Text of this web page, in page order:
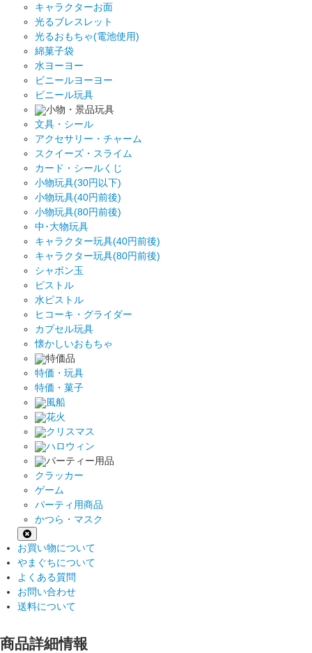
キャラクターお面
光るブレスレット
光るおもちゃ(電池使用)
綿菓子袋
水ヨーヨー
ビニールヨーヨー
ビニール玩具
小物・景品玩具
文具・シール
アクセサリー・チャーム
スクイーズ・スライム
カード・シールくじ
小物玩具(30円以下)
小物玩具(40円前後)
小物玩具(80円前後)
中･大物玩具
キャラクター玩具(40円前後)
キャラクター玩具(80円前後)
シャボン玉
ピストル
水ピストル
ヒコーキ・グライダー
カプセル玩具
懐かしいおもちゃ
特価品
特価・玩具
特価・菓子
風船
花火
クリスマス
ハロウィン
パーティー用品
クラッカー
ゲーム
パーティ用商品
かつら・マスク
お買い物について
やまぐちについて
よくある質問
お問い合わせ
送料について
商品詳細情報